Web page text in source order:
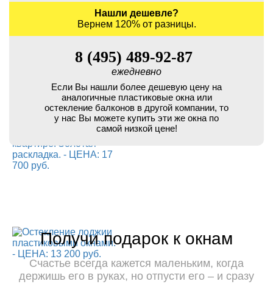
Нашли дешевле?
Вернем 120% от разницы.
8 (495) 489-92-87
ежедневно
Если Вы нашли более дешевую цену на
аналогичные пластиковые окна или
остекление балконов в другой компании, то
у нас Вы можете купить эти же окна по
самой низкой цене!
Получи подарок к окнам
Счастье всегда кажется маленьким, когда
держишь его в руках, но отпусти его – и сразу